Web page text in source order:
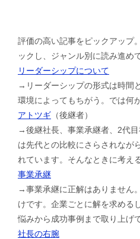
評価の高い記事をピックアップ
ックし、ジャンル別に読み進め
リーダーシップについて
→リーダーシップの形式は時間
環境によってもちがう。では何
アトツギ （後継者）
→後継社長、事業承継者、2代
は先代との比較にさらされなが
れています。そんなときに考え
事業承継
→事業承継に正解はありません
けです。企業ごとに解を求める
悩みから成功事例まで取り上げ
社長の右腕